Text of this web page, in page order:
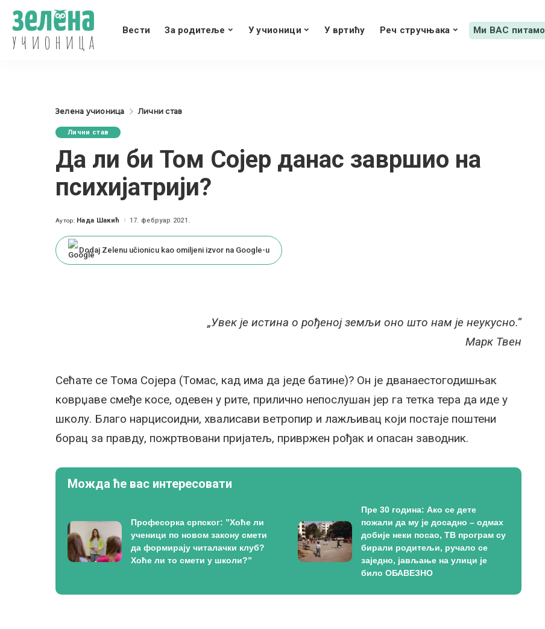
Вести За родитеље У учионици У вртићу Реч стручњака Ми ВАС питамо
Зелена учионица Лични став
Лични став
Да ли би Том Сојер данас завршио на
психијатрији?
Posted
Аутор: Нада Шакић 17. фебруар 2021.
Dodaj Zelenu učionicu kao omiljeni izvor na Google-u
„Увек је истина о рођеној земљи оно што нам је неукусно.“
Марк Твен
Сећате се Тома Сојера (Томас, кад има да једе батине)? Он је дванаестогодишњак
коврџаве смеђе косе, одевен у рите, прилично непослушан јер га тетка тера да иде у
школу. Благо нарцисоидни, хвалисави ветропир и лажљивац који постаје поштени
борац за правду, пожртвовани пријатељ, привржен рођак и опасан заводник.
Можда ће вас интересовати
Професорка српског: ”Хоће ли
ученици по новом закону смети
да формирају читалачки клуб?
Хоће ли то смети у школи?”
Пре 30 година: Ако се дете
пожали да му је досадно – одмах
добије неки посао, ТВ програм су
бирали родитељи, ручало се
заједно, јављање на улици је
било ОБАВЕЗНО